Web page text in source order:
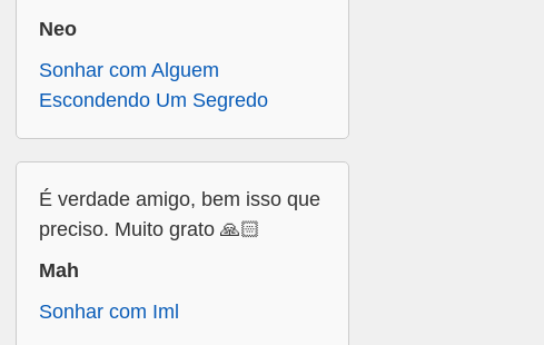
Neo
Sonhar com Alguem
Escondendo Um Segredo
É verdade amigo, bem isso que
preciso. Muito grato 🙏🏻
Mah
Sonhar com Iml